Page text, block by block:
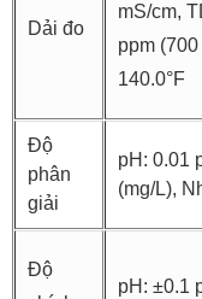
Dải đo
mS/cm,
ppm
140.0°F
Độ
phân
giải
pH: 0.01
(mg/L),
Độ
pH: ±0.1